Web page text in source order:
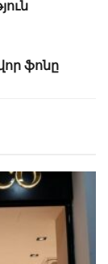
ֆոնը